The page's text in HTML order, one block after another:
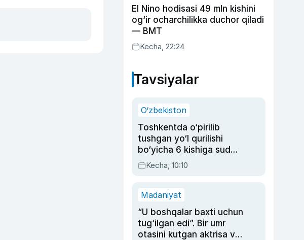
El Nino hodisasi 49 mln kishini
og‘ir ocharchilikka duchor qiladi
— BMT
Kecha, 22:24
Tavsiyalar
O‘zbekiston
Toshkentda o‘pirilib
tushgan yo‘l qurilishi
bo‘yicha 6 kishiga sud
hukmi o‘qildi
Kecha, 10:10
Madaniyat
“U boshqalar baxti uchun
tug‘ilgan edi”. Bir umr
otasini kutgan aktrisa va